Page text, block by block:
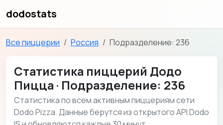
dodostats
Все пиццерии Россия Подразделение: 236
Статистика пиццерий Додо
Пицца · Подразделение: 236
Статистика по всем активным пиццериям сети
Dodo Pizza. Данные берутся из открытого API Dodo